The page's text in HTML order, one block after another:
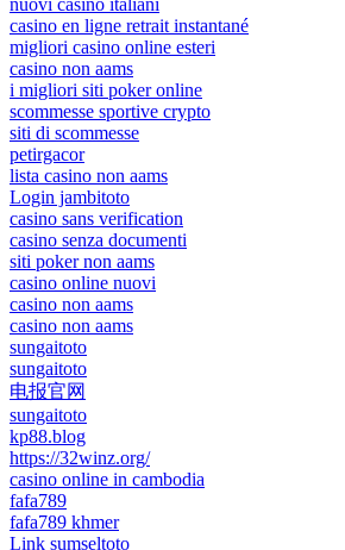
nuovi casino italiani
casino en ligne retrait instantané
migliori casino online esteri
casino non aams
i migliori siti poker online
scommesse sportive crypto
siti di scommesse
petirgacor
lista casino non aams
Login jambitoto
casino sans verification
casino senza documenti
siti poker non aams
casino online nuovi
casino non aams
casino non aams
sungaitoto
sungaitoto
电报官网
sungaitoto
kp88.blog
https://32winz.org/
casino online in cambodia
fafa789
fafa789 khmer
Link sumseltoto